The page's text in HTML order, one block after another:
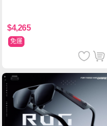
$4,265
免運